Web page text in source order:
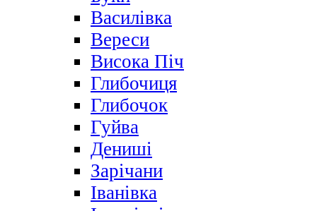
Василівка
Вереси
Висока Піч
Глибочиця
Глибочок
Гуйва
Дениші
Зарічани
Іванівка